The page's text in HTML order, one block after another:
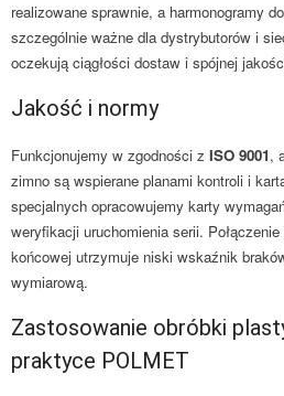
realizowane sprawnie, a harmonogramy
szczególnie ważne dla dystrybutorów i
oczekują ciągłości dostaw i spójnej
Jakość i normy
Funkcjonujemy w zgodności z ISO 9001,
zimno są wspierane planami kontroli i
specjalnych opracowujemy karty
weryfikacji uruchomienia serii.
końcowej utrzymuje niski wskaźnik
wymiarową.
Zastosowanie obróbki
praktyce POLMET